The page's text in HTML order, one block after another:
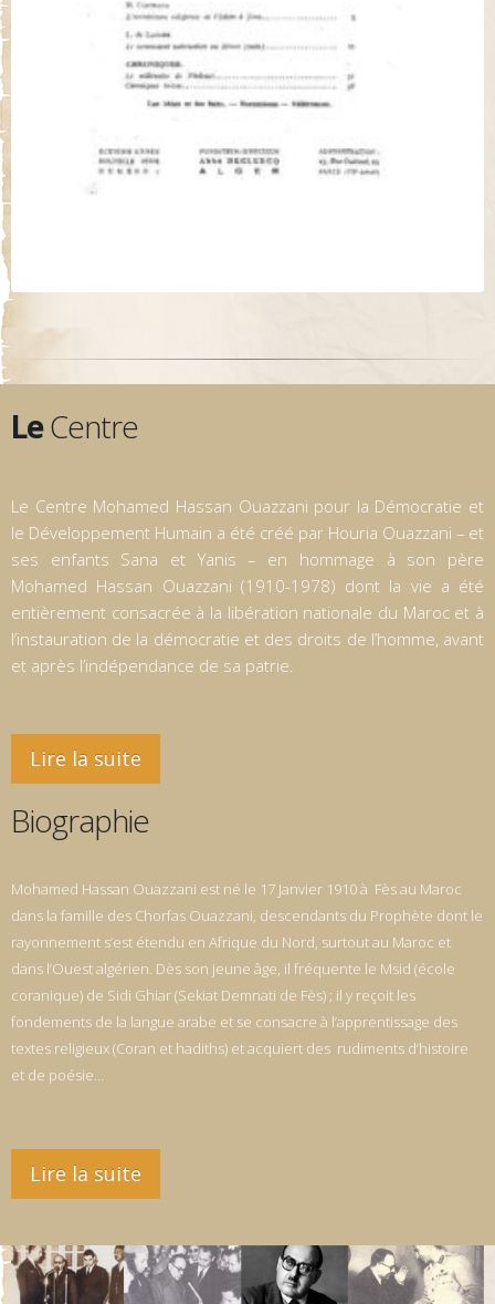
LeCentre
Le Centre Mohamed Hassan Ouazzani pour la Démocratie et
le Développement Humain a été créé par Houria Ouazzani – et
ses enfants Sana et Yanis – en hommage à son père
Mohamed Hassan Ouazzani (1910-1978) dont la vie a été
entièrement consacrée à la libération nationale du Maroc et à
l’instauration de la démocratie et des droits de l’homme, avant
et après l’indépendance de sa patrie.
Lire la suite
Biographie
Mohamed Hassan Ouazzani est né le 17 Janvier 1910 à Fès au Maroc
dans la famille des Chorfas Ouazzani, descendants du Prophète dont le
rayonnement s’est étendu en Afrique du Nord, surtout au Maroc et
dans l’Ouest algérien. Dès son jeune âge, il fréquente le Msid (école
coranique) de Sidi Ghiar (Sekiat Demnati de Fès) ; il y reçoit les
fondements de la langue arabe et se consacre à l’apprentissage des
textes religieux (Coran et hadiths) et acquiert des rudiments d’histoire
et de poésie…
Lire la suite